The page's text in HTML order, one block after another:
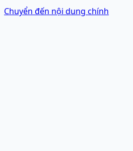
Chuyển đến nội dung chính